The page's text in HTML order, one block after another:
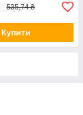
535,74 ₴
Купити